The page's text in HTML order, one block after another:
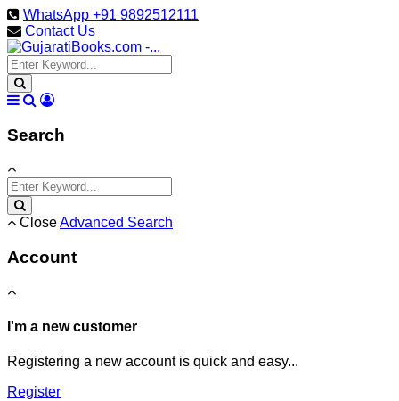
WhatsApp +91 9892512111
Contact Us
Search
CloseAdvanced Search
Account
I'm a new customer
Registering a new account is quick and easy...
Register